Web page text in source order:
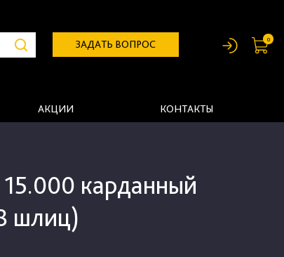
ЗАДАТЬ ВОПРОС 0
АКЦИИ КОНТАКТЫ
карданный
шлиц)